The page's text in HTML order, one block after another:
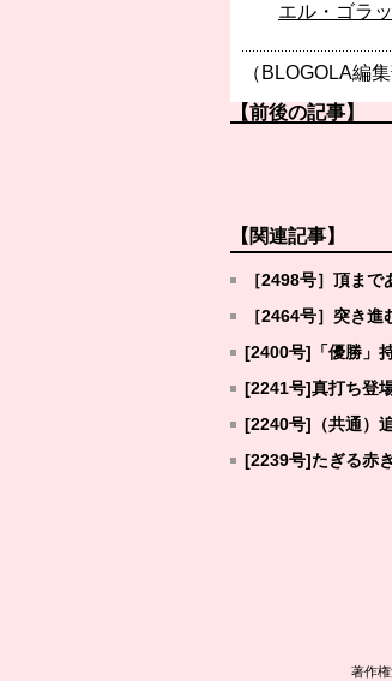
エル・ゴラ
（BLOGOLA編集
【前後の記事】
【関連記事】
［2498号］頂まで
［2464号］突き進
[2400号]「優勝」
[2241号]真打ち登
[2240号]（共通）
[2239号]たぎる赤
著作